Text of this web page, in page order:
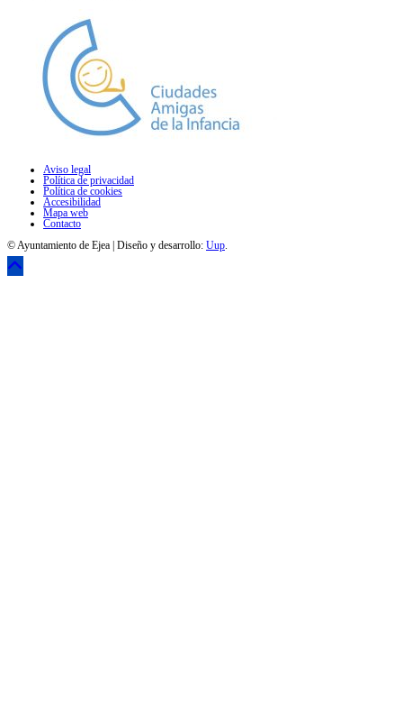
Aviso legal
Política de privacidad
Política de cookies
Accesibilidad
Mapa web
Contacto
© Ayuntamiento de Ejea | Diseño y desarrollo: Uup.